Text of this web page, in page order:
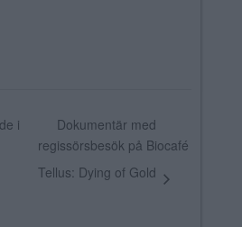
i Dokumentär med
regissörsbesök på Biocafé
Tellus: Dying of Gold